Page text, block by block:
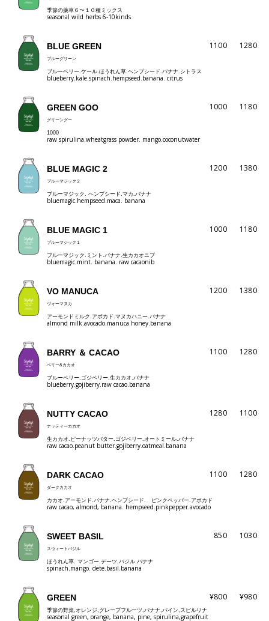
季節の薬草６〜１０種ミックス
seasonal wild herbs 6-10kinds
BLUE GREEN
ブルーグリーン
1100 1280
ブルーベリー.ケール.ほうれん草.ヘンプシード.バナナ.シトラス
blueberry.kale.spinach.hempseed.banana. citrus
GREEN GOO
グリーングー
1000 1180
1000
raw spirulina.wheatgrass powder. mango.coconutwater
BLUE MAGIC 2
ブルーマジック２
1200 1380
ブルーマジック. ヘンプシード.マカ.バナナ
bluemagic.hempseed.maca. banana
BLUE MAGIC 1
ブルーマジック１
1000 1180
ブルーマジック.ミント.バナナ.生カカオニブ
bluemagic.mint. banana. raw cacaonib
VO MANUCA
ヴォーマヌカ
1200 1380
アーモンドミルク.アボカド.マヌカハニー.バナナ
almond milk.avocado.manuca honey.banana
BARRY ＆ CACAO
ベリー&カカオ
1100 1280
ブルーベリー.ゴジベリー.生カカオ.バナナ
blueberry.gojiberry.raw cacao.banana
NUTTY CACAO
ナッティーカカオ
1280 1100
生カカオ.ピーナッツバター.ゴジベリー.オートミール.バナナ
raw cacao.peanut butter.gojiberry.oatmeal.banana
DARK CACAO
ダークカカオ
1100 1280
カカオ.アーモンド.バナナ.ヘンプシード. ピンクペッパー.アボカド
raw cacao, almond, banana. hempseed.pinkpepper.avocado
SWEET BASIL
スウィートバジル
850 1030
ほうれん草. マンゴー.デーツ.バジル.バナナ
spinach.mango. dete.basil.banana
GREEN ¥800 ¥980
季節の野菜,オレンジ,グレープフルーツ,バナナ,パイン,スピルリナ
seasonal green, orange, banana, pine, spirulina,grapefruit